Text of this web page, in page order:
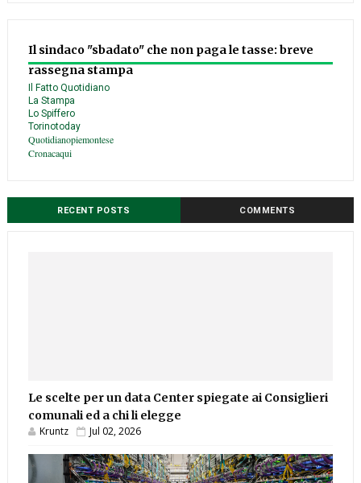
Il sindaco "sbadato" che non paga le tasse: breve
rassegna stampa
Il Fatto Quotidiano
La Stampa
Lo Spiffero
Torinotoday
Quotidianopiemontese
Cronacaqui
RECENT POSTS COMMENTS
Le scelte per un data Center spiegate ai Consiglieri
comunali ed a chi li elegge
Kruntz Jul 02, 2026